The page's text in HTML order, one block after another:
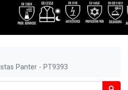
Panter - PT9393